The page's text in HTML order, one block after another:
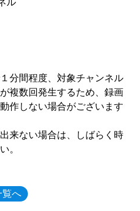
ル
分間程度、対象チャンネル
複数回発生するため、録画
作しない場合がございます
来ない場合は、しばらく時
。
覧へ